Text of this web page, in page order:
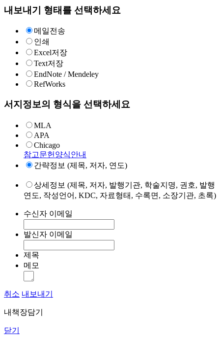
내보내기 형태를 선택하세요
메일전송
인쇄
Excel저장
Text저장
EndNote / Mendeley
RefWorks
서지정보의 형식을 선택하세요
MLA
APA
Chicago
참고문헌양식안내
간략정보 (제목, 저자, 연도)
상세정보 (제목, 저자, 발행기관, 학술지명, 권호, 발행
연도, 작성언어, KDC, 자료형태, 수록면, 소장기관, 초록)
수신자 이메일
발신자 이메일
제목
메모
취소 내보내기
내책장담기
닫기